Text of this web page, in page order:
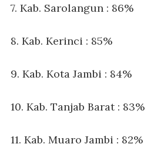
7. Kab. Sarolangun : 86%
8. Kab. Kerinci : 85%
9. Kab. Kota Jambi : 84%
10. Kab. Tanjab Barat : 83%
11. Kab. Muaro Jambi : 82%